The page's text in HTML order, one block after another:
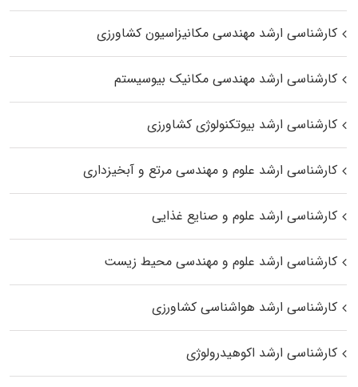
کارشناسی ارشد مهندسی مکانیزاسیون کشاورزی
کارشناسی ارشد مهندسی مکانیک بیوسیستم
کارشناسی ارشد بیوتکنولوژی کشاورزی
کارشناسی ارشد علوم و مهندسی مرتع و آبخیزداری
کارشناسی ارشد علوم و صنایع غذایی
کارشناسی ارشد علوم و مهندسی محیط زیست
کارشناسی ارشد هواشناسی کشاورزی
کارشناسی ارشد اکوهیدرولوژی